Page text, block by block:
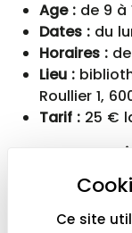
Ce site
Age : de 9 à
Dates : du
Horaires :
Lieu :
Roullier 1,
Tarif : 25 €
Contact et
Réservation
Julie– 071